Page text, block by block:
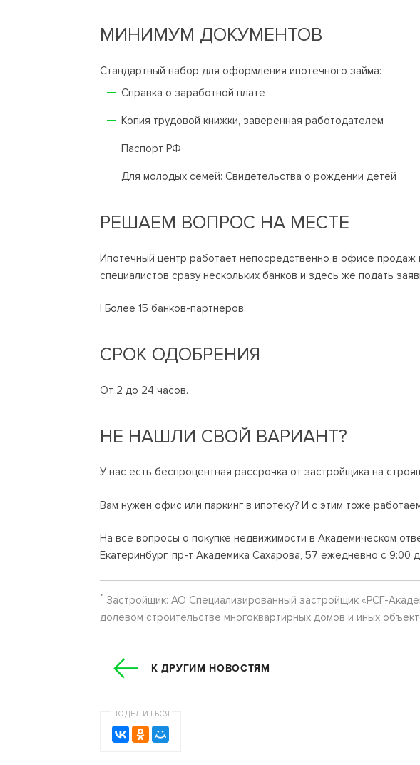
МИНИМУМ ДОКУМЕНТОВ
Стандартный набор для оформления ипотечного займа:
Справка о заработной плате
Копия трудовой книжки, заверенная работодателем
Паспорт РФ
Для молодых семей: Свидетельства о рождении детей
РЕШАЕМ ВОПРОС НА МЕСТЕ
Ипотечный центр работает непосредственно в офисе
специалистов сразу нескольких банков и здесь же подать
! Более 15 банков-партнеров.
СРОК ОДОБРЕНИЯ
От 2 до 24 часов.
НЕ НАШЛИ СВОЙ ВАРИАНТ?
У нас есть беспроцентная рассрочка от застройщика на
Вам нужен офис или паркинг в ипотеку? И с этим тоже
На все вопросы о покупке недвижимости в Академическом
Екатеринбург, пр-т Академика Сахарова, 57 ежедневно с 9:00
* Застройщик: АО Специализированный застройщик «РСГ-
долевом строительстве многоквартирных домов и иных
К ДРУГИМ НОВОСТЯМ
ПОДЕЛИТЬСЯ